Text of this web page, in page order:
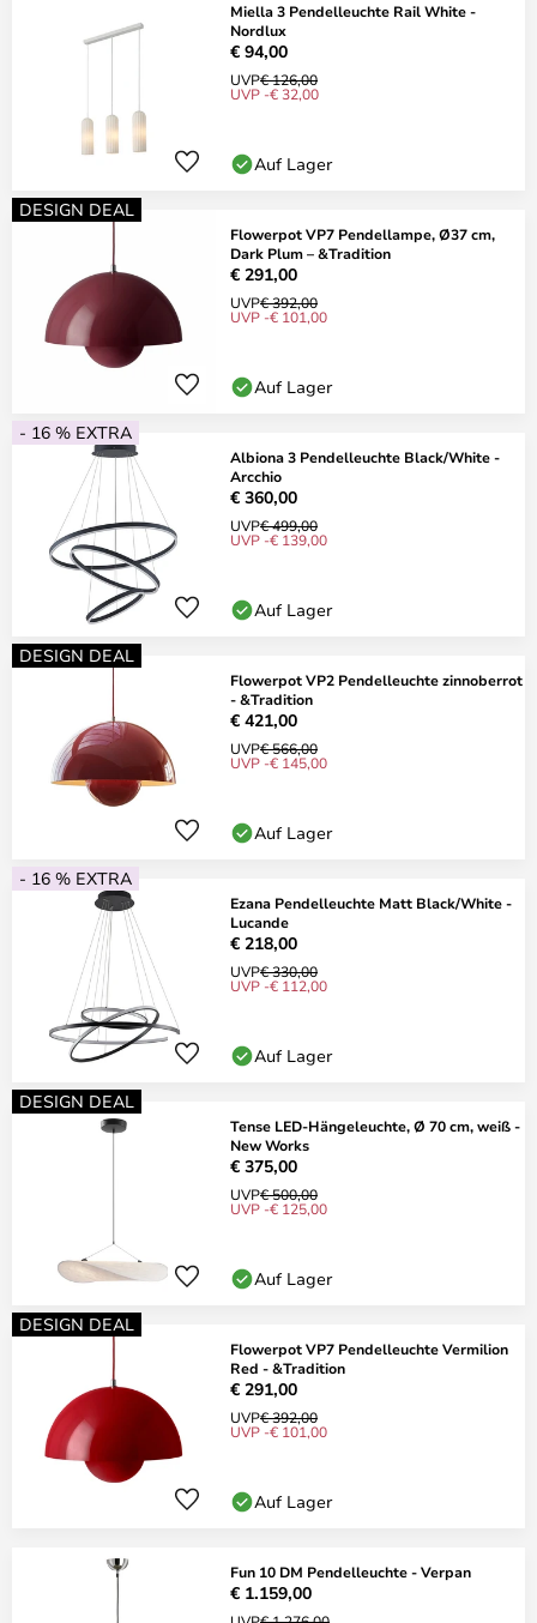
Miella 3 Pendelleuchte Rail White -
Nordlux
€ 94,00
UVP€ 126,00
UVP -€ 32,00
Auf Lager
DESIGN DEAL
Flowerpot VP7 Pendellampe, Ø37 cm,
Dark Plum – &Tradition
€ 291,00
UVP€ 392,00
UVP -€ 101,00
Auf Lager
- 16 % EXTRA
Albiona 3 Pendelleuchte Black/White -
Arcchio
€ 360,00
UVP€ 499,00
UVP -€ 139,00
Auf Lager
DESIGN DEAL
Flowerpot VP2 Pendelleuchte zinnoberrot
- &Tradition
€ 421,00
UVP€ 566,00
UVP -€ 145,00
Auf Lager
- 16 % EXTRA
Ezana Pendelleuchte Matt Black/White -
Lucande
€ 218,00
UVP€ 330,00
UVP -€ 112,00
Auf Lager
DESIGN DEAL
Tense LED-Hängeleuchte, Ø 70 cm, weiß -
New Works
€ 375,00
UVP€ 500,00
UVP -€ 125,00
Auf Lager
DESIGN DEAL
Flowerpot VP7 Pendelleuchte Vermilion
Red - &Tradition
€ 291,00
UVP€ 392,00
UVP -€ 101,00
Auf Lager
Fun 10 DM Pendelleuchte - Verpan
€ 1.159,00